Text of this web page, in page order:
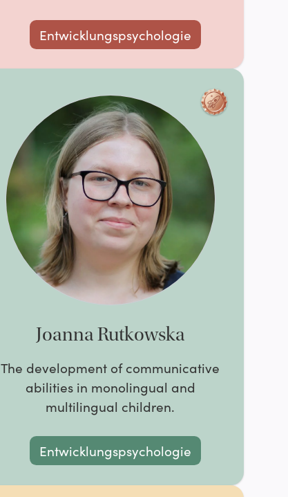
Entwicklungspsychologie
Joanna Rutkowska
The development of communicative
abilities in monolingual and
multilingual children.
Entwicklungspsychologie